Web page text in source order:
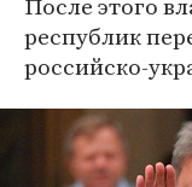
республик
российско-